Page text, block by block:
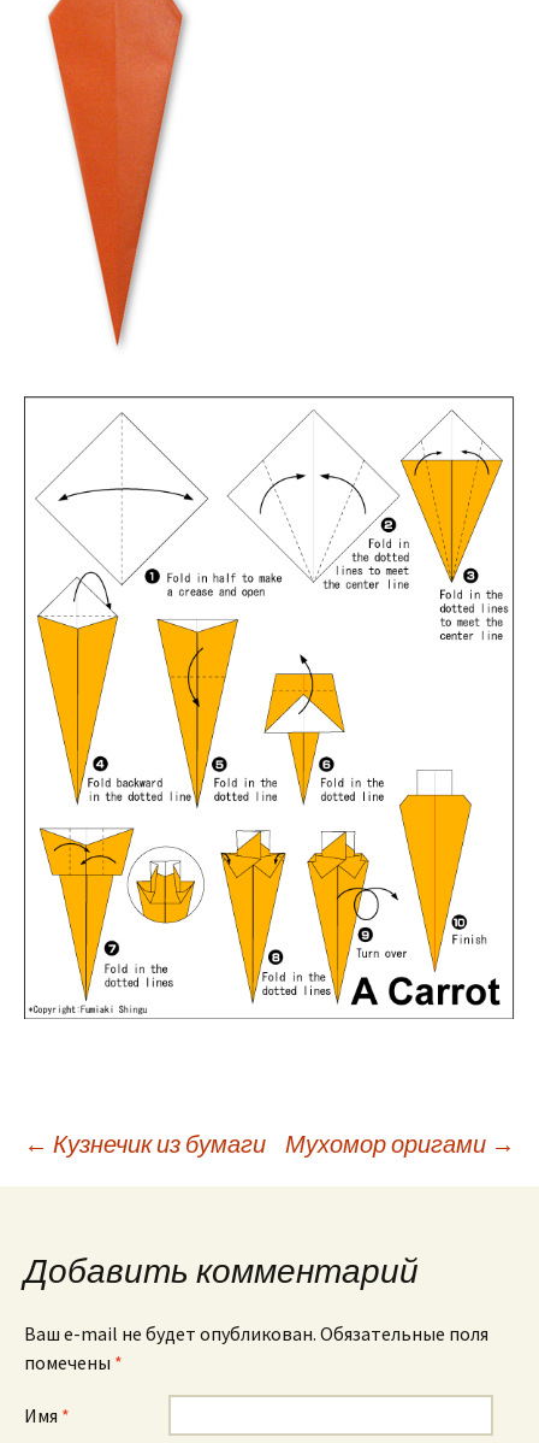
Навигация по
записям
← Кузнечик из бумаги Мухомор оригами →
Добавить комментарий
Ваш e-mail не будет опубликован. Обязательные поля
помечены *
Имя *